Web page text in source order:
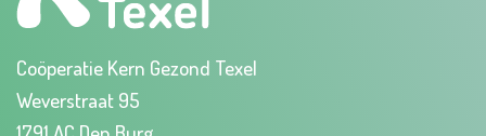
Coöperatie Kern Gezond Texel
Weverstraat 95